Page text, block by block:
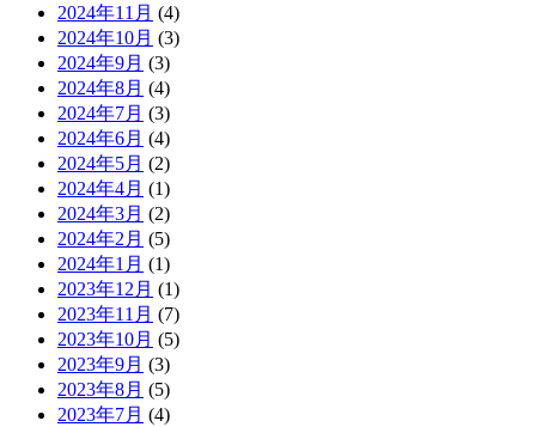
2024年11月 (4)
2024年10月 (3)
2024年9月 (3)
2024年8月 (4)
2024年7月 (3)
2024年6月 (4)
2024年5月 (2)
2024年4月 (1)
2024年3月 (2)
2024年2月 (5)
2024年1月 (1)
2023年12月 (1)
2023年11月 (7)
2023年10月 (5)
2023年9月 (3)
2023年8月 (5)
2023年7月 (4)